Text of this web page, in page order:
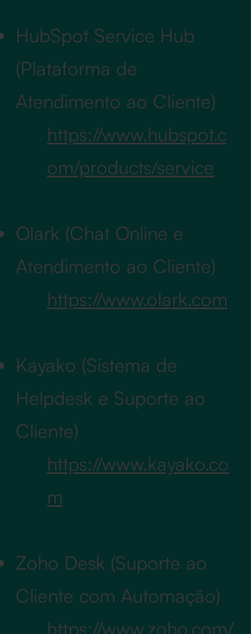
HubSpot Service Hub
(Plataforma de
Atendimento ao Cliente)
https://www.hubspot.c
om/products/service
Olark (Chat Online e
Atendimento ao Cliente)
https://www.olark.com
Kayako (Sistema de
Helpdesk e Suporte ao
Cliente)
https://www.kayako.co
m
Zoho Desk (Suporte ao
Cliente com Automação)
https://www.zoho.com/